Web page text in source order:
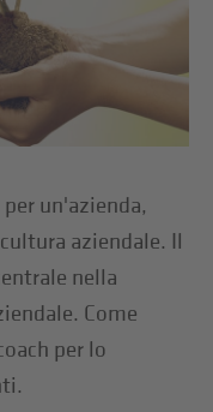
un'azienda,
aziendale. Il
nella
Come
per lo